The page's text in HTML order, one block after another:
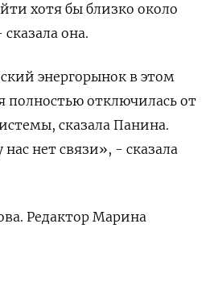
хотя бы близко около
она.
энергорынок в этом
полностью отключилась от
сказала Панина.
нет связи», - сказала
Редактор Марина